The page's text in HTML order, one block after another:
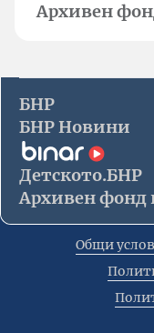
Архивен
БНР
БНР Новини
Детското.БНР
Архивен фонд
Общи